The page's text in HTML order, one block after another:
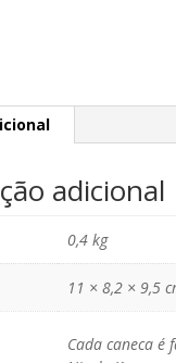
adicional
0,4 kg
11 × 8,2 × 9,5
Cada caneca